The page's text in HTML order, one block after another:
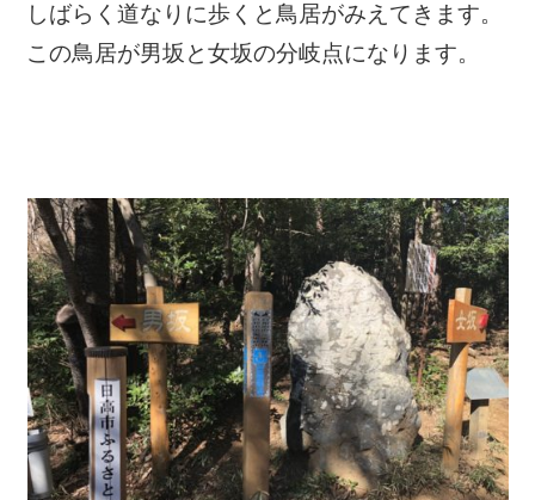
しばらく道なりに歩くと鳥居がみえてきます。
この鳥居が男坂と女坂の分岐点になります。